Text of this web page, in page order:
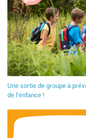
Une sortie de groupe à
de l'enfance !